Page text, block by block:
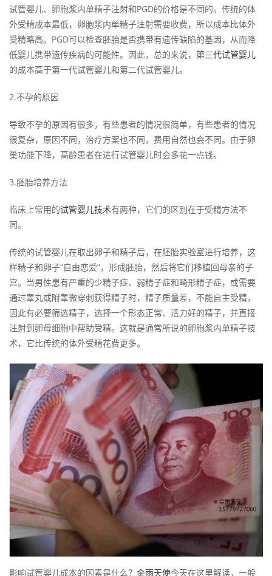
试管婴儿、卵胞浆内单精子注射和PGD的价格是不同的。传统的体
外受精成本最低，卵胞浆内单精子注射需要收费，所以成本比体外
受精略高。PGD可以检查胚胎是否携带有遗传缺陷的基因，从而降
低婴儿携带遗传疾病的可能性。因此，总的来说， 第三代试管婴儿
的成本高于第一代试管婴儿和第二代试管婴儿。
2.不孕的原因
导致不孕的原因有很多，有些患者的情况很简单，有些患者的情况
很复杂，原因不同，治疗方案也不同，费用自然也会不同。由于卵
巢功能下降，高龄患者在进行试管婴儿时会多花一点钱。
3.胚胎培养方法
临床上常用的试管婴儿技术有两种，它们的区别在于受精方法不
同。
传统的试管婴儿在取出卵子和精子后，在胚胎实验室进行培养，这
样精子和卵子“自由恋爱”，形成胚胎，然后将它们移植回母亲的子
宫。当男性患有严重的少精子症、弱精子症和畸形精子症，或需要
通过睾丸或附睾微穿刺获得精子时，精子质量差，不能自主受精，
因此有必要筛选精子，选择一个形态正常、活力好的精子，并直接
注射到卵母细胞中帮助受精。这就是通常所说的卵胞浆内单精子技
术，它比传统的体外受精花费更多。
影响试管婴儿成本的因素是什么？ 金雨天使今天在这里解读，一般